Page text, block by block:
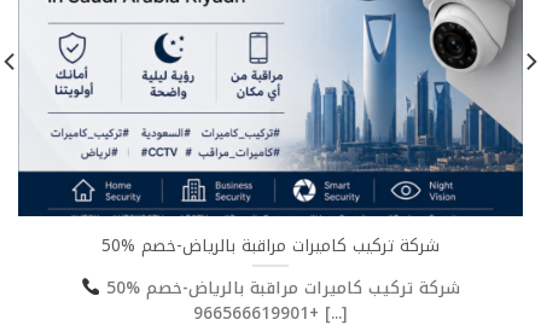
شركة تركيب كاميرات مراقبة بالرياض-خصم %50
شركة تركيب كاميرات مراقبة بالرياض-خصم %50
+966566619901 [...]